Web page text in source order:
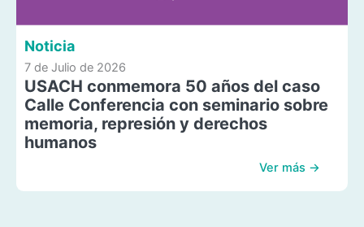
Noticia
7 de Julio de 2026
USACH conmemora 50 años del caso
Calle Conferencia con seminario sobre
memoria, represión y derechos
humanos
Ver más →